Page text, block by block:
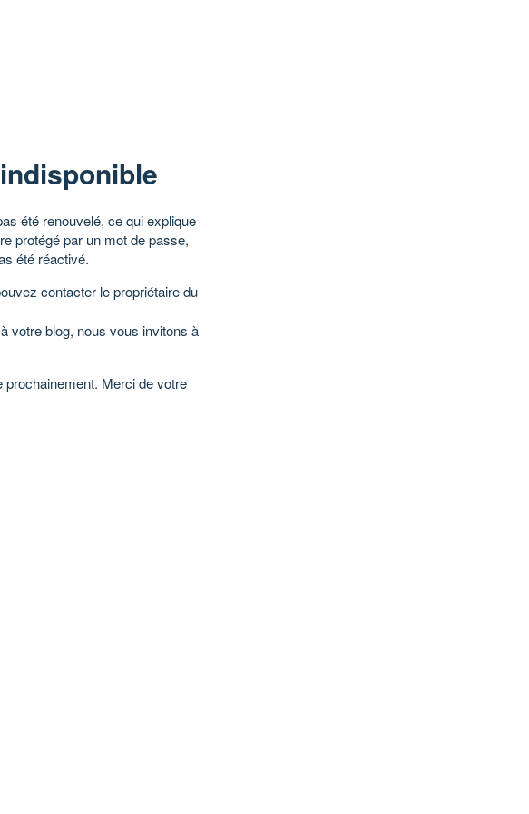
été renouvelé, ce qui explique
protégé par un mot de passe,
été réactivé.
contacter le propriétaire du
votre blog, nous vous invitons à
Merci de votre